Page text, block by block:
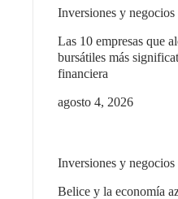
Inversiones y negocios
Las 10 empresas que
bursátiles más
financiera
agosto 4, 2026
Inversiones y negocios
Belice y la economía